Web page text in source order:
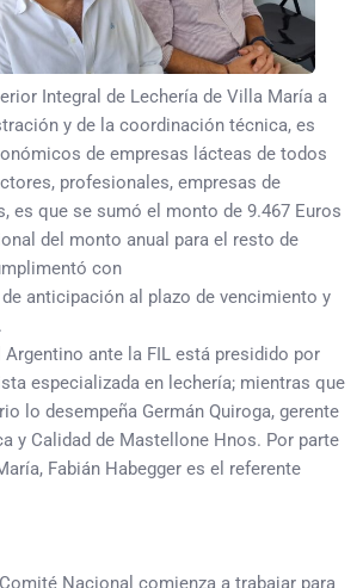
Integral de Lechería de Villa María a
y de la coordinación técnica, es
de empresas lácteas de todos
profesionales, empresas de
es que se sumó el monto de 9.467 Euros
del monto anual para el resto de
con
anticipación al plazo de vencimiento y
ante la FIL está presidido por
especializada en lechería; mientras que
lo desempeña Germán Quiroga, gerente
y Calidad de Mastellone Hnos. Por parte
Fabián Habegger es el referente
Nacional comienza a trabajar para